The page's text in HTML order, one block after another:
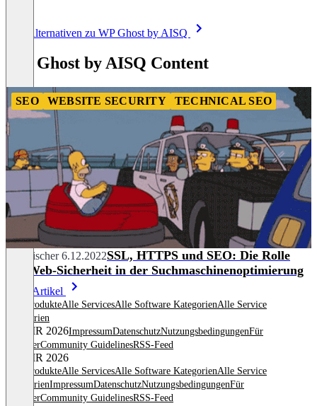
Alle Alternativen zu WP Ghost by AISQ
WP Ghost by AISQ Content
SEO WEBSITE SECURITY TECHNICAL SEO
Tim Fischer 6.12.2022SSL, HTTPS und SEO: Die Rolle
der Web-Sicherheit in der Suchmaschinenoptimierung
Mehr Artikel
Alle ProdukteAlle ServicesAlle Software KategorienAlle Service
Kategorien
© OMR 2026ImpressumDatenschutzNutzungsbedingungenFür
AnbieterCommunity GuidelinesRSS-Feed
© OMR 2026
Alle ProdukteAlle ServicesAlle Software KategorienAlle Service
KategorienImpressumDatenschutzNutzungsbedingungenFür
AnbieterCommunity GuidelinesRSS-Feed